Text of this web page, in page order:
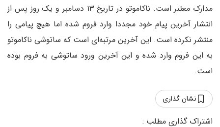
مدارک معتبر است. ناکاموتو در تاریخ ۱۳ دسامبر و یک روز پس از
انتشار آخرین پیام خود مجددا وارد فروم شده اما هیچ پیامی را
منتشر نکرده است. این آخرین مرتبه‌ای است که ساتوشی ناکاموتو
به این فروم وارد شده و این آخرین ورود ساتوشی به فروم بوده
است.
نشان گذاری